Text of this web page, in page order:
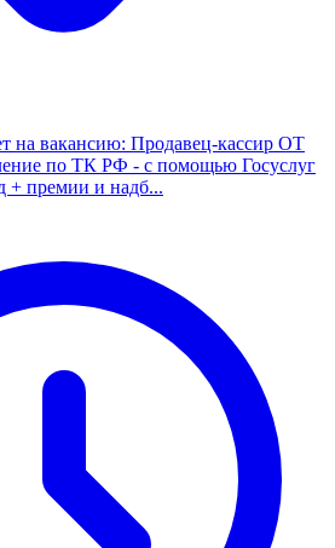
на вакансию: Продавец-кассир ОТ
по ТК РФ - с помощью Госуслуг
+ премии и надб...